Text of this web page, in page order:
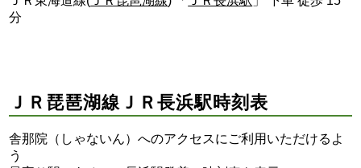
分
ＪＲ琵琶湖線ＪＲ長浜駅時刻表
舎那院（しゃないん）へのアクセスにご利用いただけるよ
う